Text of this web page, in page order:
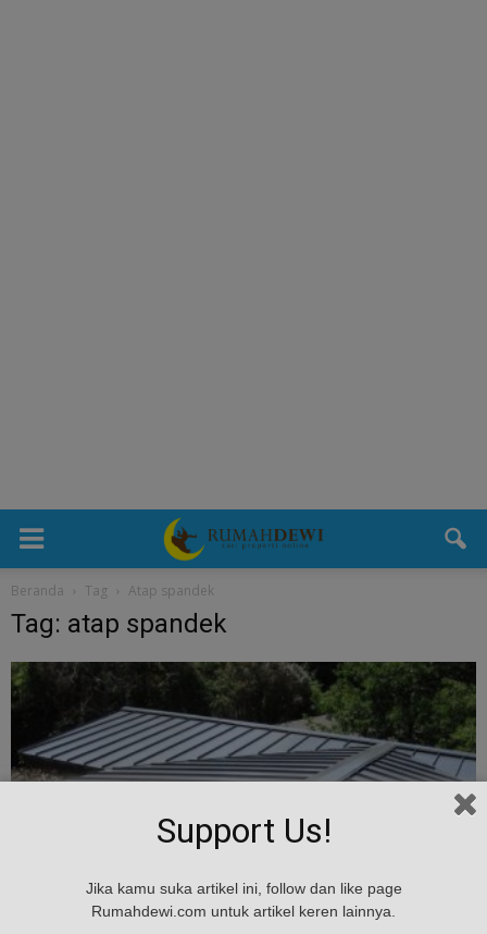
Beranda Tag Atap spandek
Tag: atap spandek
Berikut Kelebihan dan Kekurangan Atap
Support Us!
Jika kamu suka artikel ini, follow dan like page
Rumahdewi.com untuk artikel keren lainnya.